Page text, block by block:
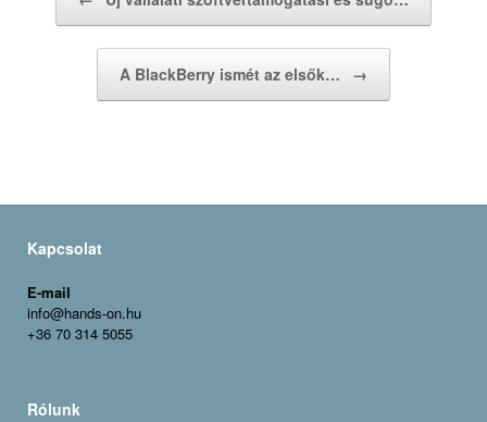
A BlackBerry ismét az elsők… →
Kapcsolat
E-mail
info@hands-on.hu
+36 70 314 5055
Rólunk